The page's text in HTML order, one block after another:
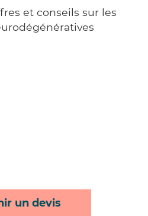
et conseils sur les
un devis